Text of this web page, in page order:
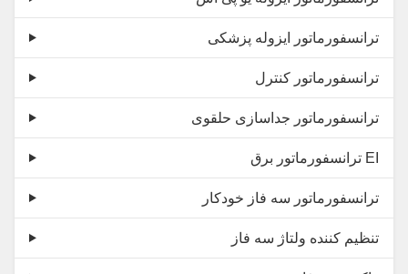
ترانسفورماتور ایزوله پزشکی
ترانسفورماتور کنترل
ترانسفورماتور جداسازی حلقوی
ترانسفورماتور برق EI
ترانسفورماتور سه فاز خودکار
تنظیم کننده ولتاژ سه فاز